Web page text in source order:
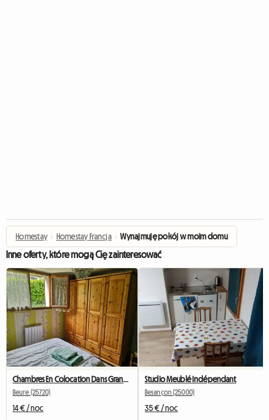
Homestay › Homestay Francja › Wynajmuję pokój w moim domu
Inne oferty, które mogą Cię zainteresować
Beure (25720)
14 € / noc
Studio Meublé Indépendant
Besançon (25000)
35 € / noc